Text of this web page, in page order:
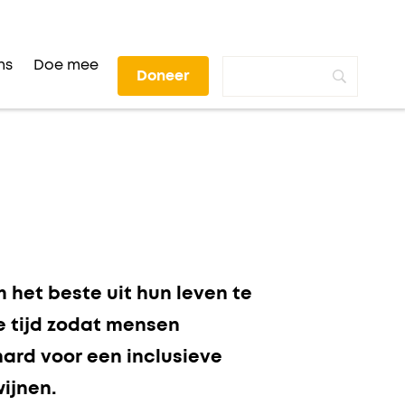
Doe mee
Doneer
het beste uit hun leven te
tijd zodat mensen
voor een inclusieve